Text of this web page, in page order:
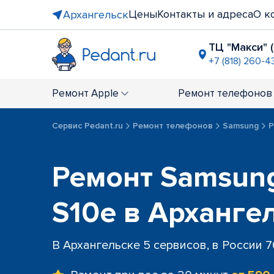
АрхангельскЦеныКонтакты и адресаО
ТЦ "Макси"
+7 (818) 260-
+7 (818) 260-
Ремонт Apple Ремонт телефонов
Сервис Pedant.ru Ремонт телефонов Samsung
Ремонт
S10e в
В Архангельске 5 сервисов, в России